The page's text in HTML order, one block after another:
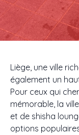
Liège, une ville
également un
Pour ceux qui
mémorable, la
et de shisha
options